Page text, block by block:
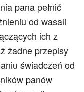
pana pełnić
od wasali
ich z
żadne przepisy
świadczeń od
panów